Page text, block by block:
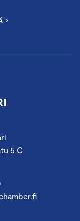
5 C
›